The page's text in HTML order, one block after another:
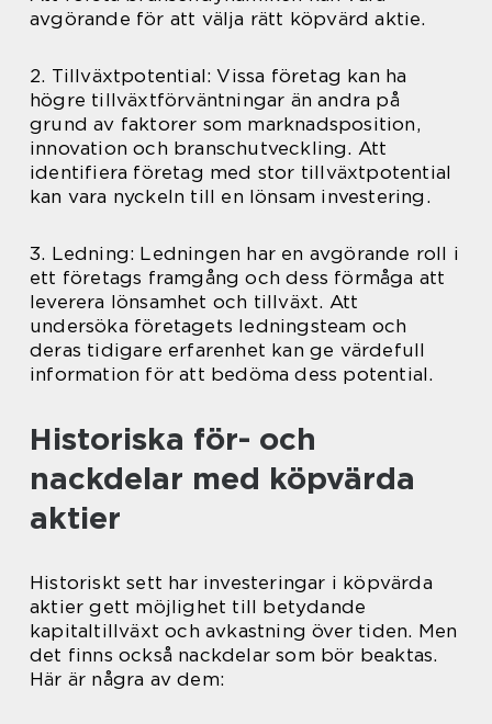
avgörande för att välja rätt köpvärd aktie.
2. Tillväxtpotential: Vissa företag kan ha
högre tillväxtförväntningar än andra på
grund av faktorer som marknadsposition,
innovation och branschutveckling. Att
identifiera företag med stor tillväxtpotential
kan vara nyckeln till en lönsam investering.
3. Ledning: Ledningen har en avgörande roll i
ett företags framgång och dess förmåga att
leverera lönsamhet och tillväxt. Att
undersöka företagets ledningsteam och
deras tidigare erfarenhet kan ge värdefull
information för att bedöma dess potential.
Historiska för- och
nackdelar med köpvärda
aktier
Historiskt sett har investeringar i köpvärda
aktier gett möjlighet till betydande
kapitaltillväxt och avkastning över tiden. Men
det finns också nackdelar som bör beaktas.
Här är några av dem: